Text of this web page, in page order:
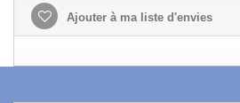
Ajouter à ma liste d'envies